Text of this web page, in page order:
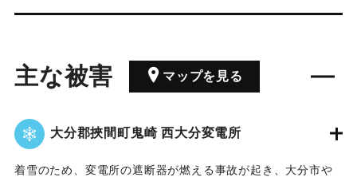
主な被害 マップを見る
大分郡挾間町鬼崎 西大分変電所
着雪のため、変電所の遮断器が燃える事故が起き、大分市や